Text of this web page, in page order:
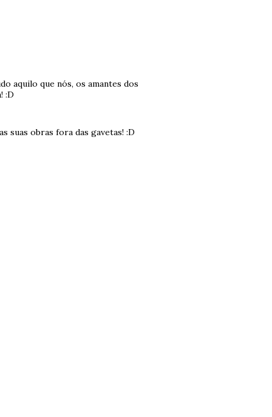
aquilo que nós, os amantes dos
:D
suas obras fora das gavetas! :D